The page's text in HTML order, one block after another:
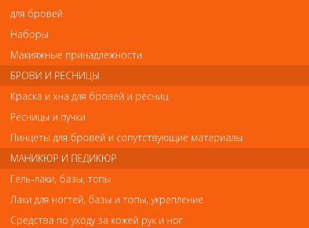
Комментарий
Имя
Обратите внимание
для бровей
Наборы
Макияжные принадлежности
БРОВИ И РЕСНИЦЫ
Краска и хна для бровей и ресниц
Ресницы и пучки
Пинцеты для бровей и сопутствующие материалы
МАНИКЮР И ПЕДИКЮР
Гель-лаки, базы, топы
Лаки для ногтей, базы и топы, укрепление
Средства по уходу за кожей рук и ног